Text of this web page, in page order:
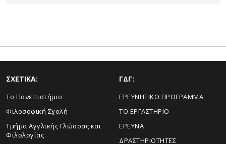
ΣΧΕΤΙΚΑ:
Το Πανεπιστήμιο
Φιλοσοφική Σχολή
Τμήμα Αγγλικής Γλώσσας και
Φιλολογίας
ΓΔΓ:
ΕΡΕΥΝΗΤΙΚΟ ΠΡΟΓΡΑΜΜΑ
ΤΟ ΕΡΓΑΣΤΗΡΙΟ
ΕΡΕΥΝΑ
ΔΡΑΣΤΗΡΙΟΤΗΤΕΣ